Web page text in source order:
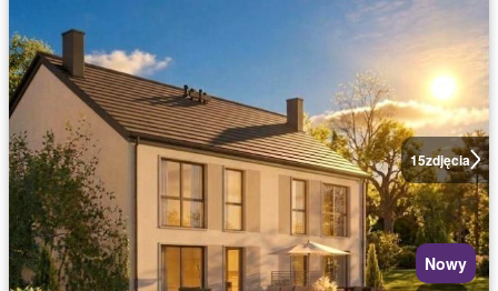
15zdjęcia
Nowy